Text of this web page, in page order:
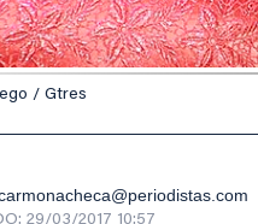
/ Gtres